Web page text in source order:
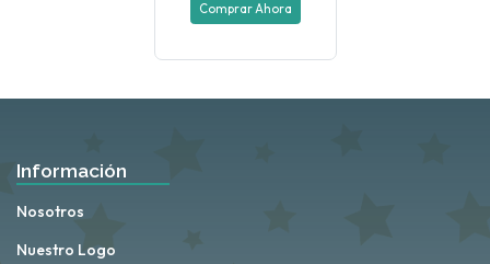
Comprar Ahora
Información
Nosotros
Nuestro Logo